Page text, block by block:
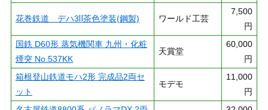
花巻鉄道 デハ3Ⅱ茶色塗装(鋼製) ワールド工芸
7,500
円
国鉄 D60形 蒸気機関車 九州・化粧
煙突 No.537KK
天賞堂
60,000
円
箱根登山鉄道モハ2形 完成品2両セ
ット
モデモ
11,000
円